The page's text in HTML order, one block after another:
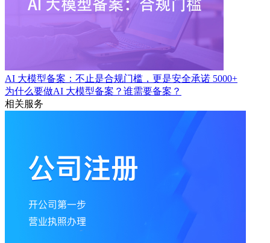
AI 大模型备案：不止是合规门槛，更是安全承诺 5000+
为什么要做AI 大模型备案？谁需要备案？
相关服务